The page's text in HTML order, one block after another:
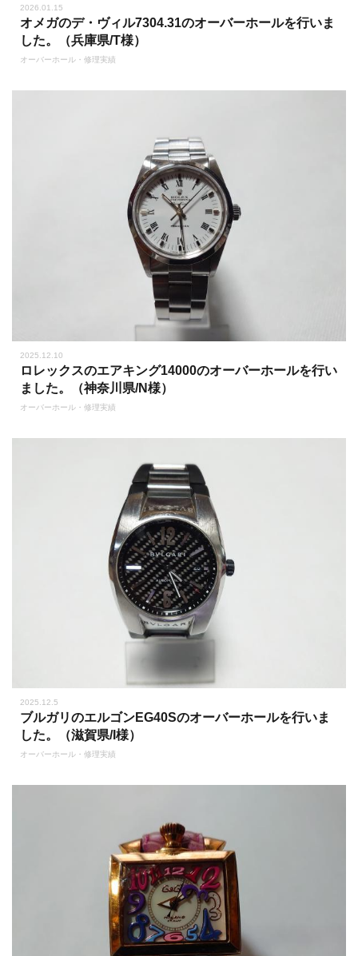
2026.01.15
オメガのデ・ヴィル7304.31のオーバーホールを行いま
した。（兵庫県/T様）
オーバーホール・修理実績
2025.12.10
ロレックスのエアキング14000のオーバーホールを行い
ました。（神奈川県/N様）
オーバーホール・修理実績
2025.12.5
ブルガリのエルゴンEG40Sのオーバーホールを行いま
した。（滋賀県/I様）
オーバーホール・修理実績